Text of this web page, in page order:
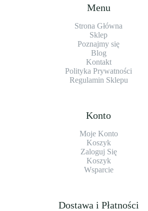
Menu
Strona Główna
Sklep
Poznajmy się
Blog
Kontakt
Polityka Prywatności
Regulamin Sklepu
Konto
Moje Konto
Koszyk
Zaloguj Się
Koszyk
Wsparcie
Dostawa i Płatności